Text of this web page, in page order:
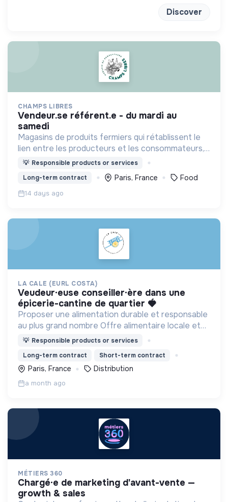
Discover
CHAMPS LIBRES
vendeur.se référent.e - du mardi au
samedi
Magasins de produits fermiers qui rétablissent le
lien entre les producteurs et les consommateurs,
afin de développer une agriculture et une
💡 Responsible products or services
Long-term contract
Paris, France Food
14 days ago
LA CALE (EURL COSTA)
veudeur·euse conseiller·ère dans une
épicerie-cantine de quartier 🍓​
Proposer une alimentation durable et responsable
au plus grand nombre Offre alimentaire locale et
bio.
💡 Responsible products or services
Long-term contract
Short-term contract
Paris, France Distribution
a month ago
MÉTIERS 360
chargé·e de marketing d'avant-vente —
growth & sales